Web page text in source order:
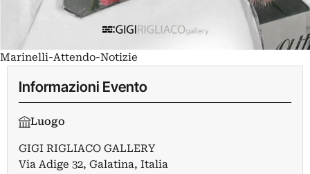
Marinelli-Attendo-Notizie
Informazioni Evento
Luogo
GIGI RIGLIACO GALLERY
Via Adige 32, Galatina, Italia